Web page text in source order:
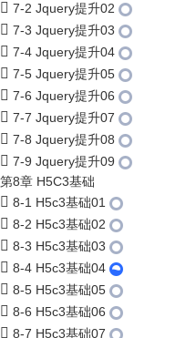
7-2 Jquery提升02
7-3 Jquery提升03
7-4 Jquery提升04
7-5 Jquery提升05
7-6 Jquery提升06
7-7 Jquery提升07
7-8 Jquery提升08
7-9 Jquery提升09
第8章 H5C3基础
8-1 H5c3基础01
8-2 H5c3基础02
8-3 H5c3基础03
8-4 H5c3基础04
8-5 H5c3基础05
8-6 H5c3基础06
8-7 H5c3基础07